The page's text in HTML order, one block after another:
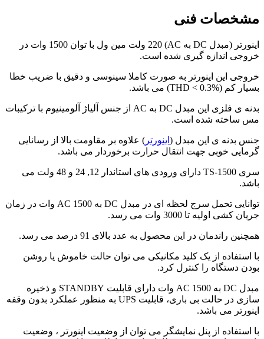
مشخصات فنی
اینورتر (مبدل DC به AC) 220 ولت مین ول با توان 1500 وات در
خروجی اندازه گیری شده است.
خروجی این اینورتر به صورت کاملا سینوسی و دقیق با ضریب خطا
بسیار کم (THD < 0.3%) می باشد.
بدنه ی فلزی این مبدل DC به AC از جنس آلیاژ آلومینیوم با ترکیبات
مس ساخته شده است.
جنس بدنه ی این مبدل ( اینورتر ) علاوه بر مقاومت بالا از رسانایی
گرمایی خوبی جهت انتقال حرارت برخوردار می باشد.
سری TS-1500 دارای ورودی های استاندار 12, 24 و 48 ولت می
باشد.
توانایی تحمل سرج لحظه ای در مبدل DC به AC 1500 وات در زمان
جریان کشی اولیه تا 3000 وات می رسد.
همچنین راندمان در این محصول به عدد بالای 91 درصد می رسد.
با استفاده از یک کلید مکانیکی می توان حالت خاموش یا روشن
بودن دستگاه را کنترل کرد.
مبدل DC به AC 1500 وات دارای قابلیت STANDBY و ذخیره
سازی در حالت بی باری، قابلیت UPS به منظور عملکرد بدون وقفه
اینورتر می باشد.
با استفاده از پنل نمایشگر می توان از وضعیت اینورتر ، وضعیت